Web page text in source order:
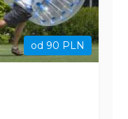
od 90 PLN